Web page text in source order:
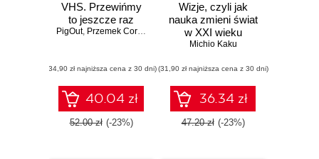
VHS. Przewińmy
to jeszcze raz
PigOut, Przemek Corso
(34,90 zł najniższa cena z 30 dni)
40.04 zł
52.00 zł (-23%)
Wizje, czyli jak
nauka zmieni świat
w XXI wieku
Michio Kaku
(31,90 zł najniższa cena z 30 dni)
36.34 zł
47.20 zł (-23%)